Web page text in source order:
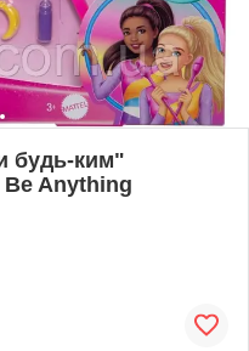
будь-ким"
Be Anything